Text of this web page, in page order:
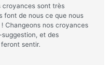
croyances sont très
font de nous ce que nous
Changeons nos croyances
suggestion, et des
sentir.